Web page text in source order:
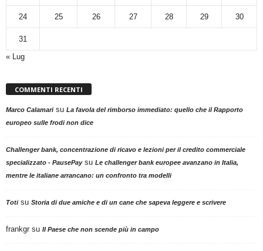
24 25 26 27 28 29 30
31
« Lug
COMMENTI RECENTI
Marco Calamarisu La favola del rimborso immediato: quello che il Rapporto
europeo sulle frodi non dice
Challenger bank, concentrazione di ricavo e lezioni per il credito commerciale
specializzato - PausePaysu Le challenger bank europee avanzano in Italia,
mentre le italiane arrancano: un confronto tra modelli
Totisu Storia di due amiche e di un cane che sapeva leggere e scrivere
frankgr su Il Paese che non scende più in campo